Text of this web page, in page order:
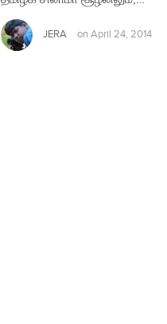
JERA on April 24, 2014